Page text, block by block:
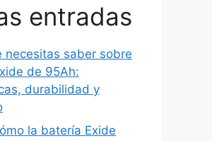
entradas
necesitas saber sobre
de 95Ah:
durabilidad y
la batería Exide